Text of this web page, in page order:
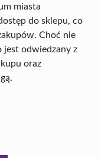
miasta
do sklepu, co
Choć nie
jest odwiedzany z
oraz